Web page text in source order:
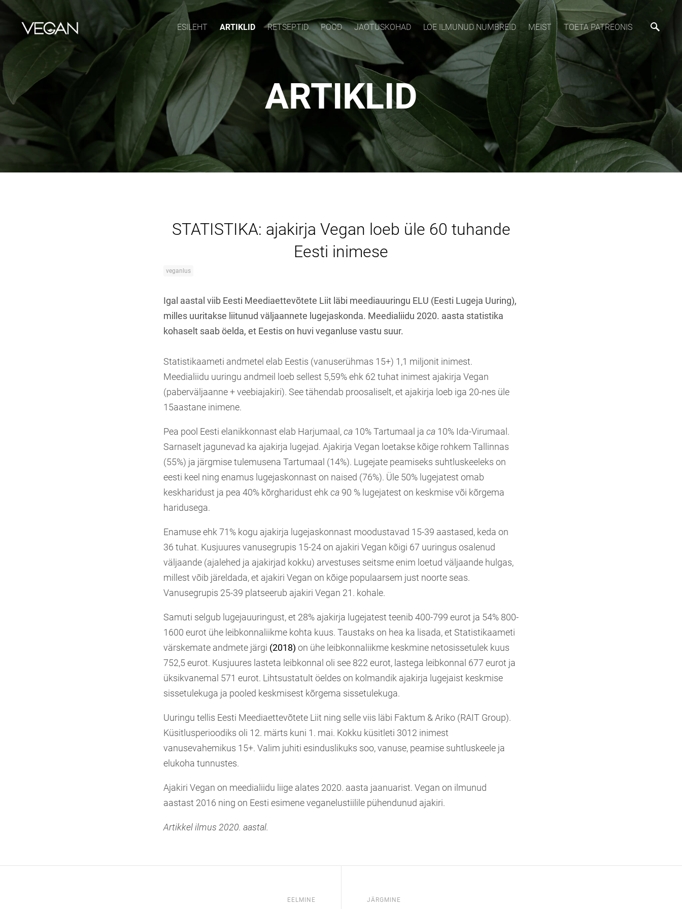
ESILEHT ARTIKLID RETSEPTID POOD JAOTUSKOHAD LOE ILMUNUD NUMBREID MEIST TOETA PATREONIS
ARTIKLID
STATISTIKA: ajakirja Vegan loeb üle 60 tuhande
Eesti inimese
veganlus
Igal aastal viib Eesti Meediaettevõtete Liit läbi meediauuringu ELU (Eesti Lugeja Uuring),
milles uuritakse liitunud väljaannete lugejaskonda. Meedialiidu 2020. aasta statistika
kohaselt saab öelda, et Eestis on huvi veganluse vastu suur.
Statistikaameti andmetel elab Eestis (vanuserühmas 15+) 1,1 miljonit inimest.
Meedialiidu uuringu andmeil loeb sellest 5,59% ehk 62 tuhat inimest ajakirja Vegan
(paberväljaanne + veebiajakiri). See tähendab proosaliselt, et ajakirja loeb iga 20-nes üle
15aastane inimene.
Pea pool Eesti elanikkonnast elab Harjumaal,ca 10% Tartumaal ja ca 10% Ida-Virumaal.
Sarnaselt jagunevad ka ajakirja lugejad. Ajakirja Vegan loetakse kõige rohkem Tallinnas
(55%) ja järgmise tulemusena Tartumaal (14%). Lugejate peamiseks suhtluskeeleks on
eesti keel ning enamus lugejaskonnast on naised (76%). Üle 50% lugejatest omab
keskharidust ja pea 40% kõrgharidust ehk ca 90 % lugejatest on keskmise või kõrgema
haridusega.
Enamuse ehk 71% kogu ajakirja lugejaskonnast moodustavad 15-39 aastased, keda on
36 tuhat. Kusjuures vanusegrupis 15-24 on ajakiri Vegan kõigi 67 uuringus osalenud
väljaande (ajalehed ja ajakirjad kokku) arvestuses seitsme enim loetud väljaande hulgas,
millest võib järeldada, et ajakiri Vegan on kõige populaarsem just noorte seas.
Vanusegrupis 25-39 platseerub ajakiri Vegan 21. kohale.
Samuti selgub lugejauuringust, et 28% ajakirja lugejatest teenib 400-799 eurot ja 54% 800-
1600 eurot ühe leibkonnaliikme kohta kuus. Taustaks on hea ka lisada, et Statistikaameti
värskemate andmete järgi (2018) on ühe leibkonnaliikme keskmine netosissetulek kuus
752,5 eurot. Kusjuures lasteta leibkonnal oli see 822 eurot, lastega leibkonnal 677 eurot ja
üksikvanemal 571 eurot. Lihtsustatult öeldes on kolmandik ajakirja lugejaist keskmise
sissetulekuga ja pooled keskmisest kõrgema sissetulekuga.
Uuringu tellis Eesti Meediaettevõtete Liit ning selle viis läbi Faktum & Ariko (RAIT Group).
Küsitlusperioodiks oli 12. märts kuni 1. mai. Kokku küsitleti 3012 inimest
vanusevahemikus 15+. Valim juhiti esinduslikuks soo, vanuse, peamise suhtluskeele ja
elukoha tunnustes.
Ajakiri Vegan on meedialiidu liige alates 2020. aasta jaanuarist. Vegan on ilmunud
aastast 2016 ning on Eesti esimene veganelustiilile pühendunud ajakiri.
Artikkel ilmus 2020. aastal.
EELMINE JÄRGMINE